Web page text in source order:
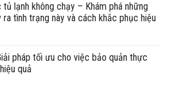
tủ lạnh không chạy – Khám phá những
ra tình trạng này và cách khắc phục hiệu
pháp tối ưu cho việc bảo quản thực
quả